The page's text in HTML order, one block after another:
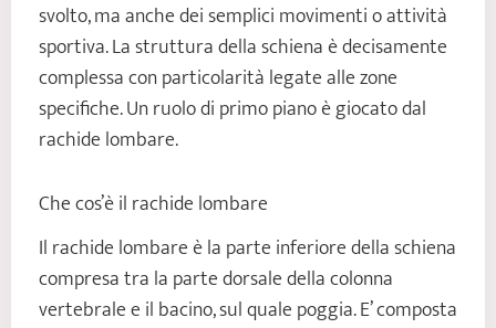
svolto, ma anche dei semplici movimenti o attività
sportiva. La struttura della schiena è decisamente
complessa con particolarità legate alle zone
specifiche. Un ruolo di primo piano è giocato dal
rachide lombare.
Che cos’è il rachide lombare
Il rachide lombare è la parte inferiore della schiena
compresa tra la parte dorsale della colonna
vertebrale e il bacino, sul quale poggia. E’ composta